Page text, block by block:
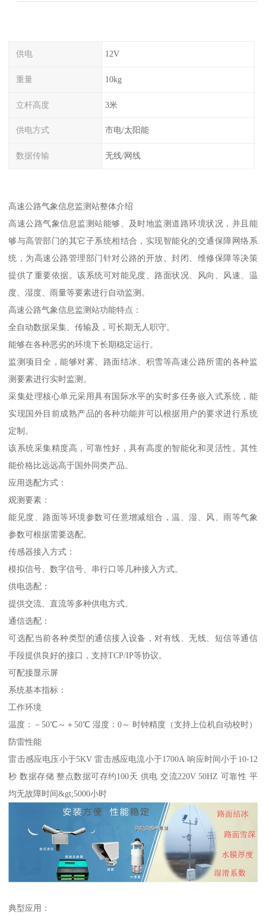
供电 12V
重量 10kg
立杆高度 3米
供电方式 市电/太阳能
数据传输 无线/网线
高速公路气象信息监测站整体介绍
高速公路气象信息监测站能够、及时地监测道路环境状况，并且能
够与高管部门的其它子系统相结合，实现智能化的交通保障网络系
统，为高速公路管理部门针对公路的开放、封闭、维修保障等决策
提供了重要依据。该系统可对能见度、路面状况、风向、风速、温
度、湿度、雨量等要素进行自动监测。
高速公路气象信息监测站功能特点：
全自动数据采集、传输及，可长期无人职守。
能够在各种恶劣的环境下长期稳定运行。
监测项目全，能够对雾、路面结冰、积雪等高速公路所需的各种监
测要素进行实时监测。
采集处理核心单元采用具有国际水平的实时多任务嵌入式系统，能
实现国外目前成熟产品的各种功能并可以根据用户的要求进行系统
定制。
该系统采集精度高，可靠性好，具有高度的智能化和灵活性。其性
能价格比远远高于国外同类产品。
应用选配方式：
观测要素：
能见度、路面等环境参数可任意增减组合，温、湿、风、雨等气象
参数可根据需要选配。
传感器接入方式：
模拟信号、数字信号、串行口等几种接入方式。
供电选配：
提供交流、直流等多种供电方式。
通信选配：
可选配当前各种类型的通信接入设备，对有线、无线、短信等通信
手段提供良好的接口，支持TCP/IP等协议。
可配接显示屏
系统基本指标：
工作环境
温度：－50℃～＋50℃ 湿度：0～ 时钟精度（支持上位机自动校时）
防雷性能
雷击感应电压小于5KV 雷击感应电流小于1700A 响应时间小于10-12
秒 数据存储 整点数据可存约100天 供电 交流220V 50HZ 可靠性 平
均无故障时间&gt;5000小时
典型应用：